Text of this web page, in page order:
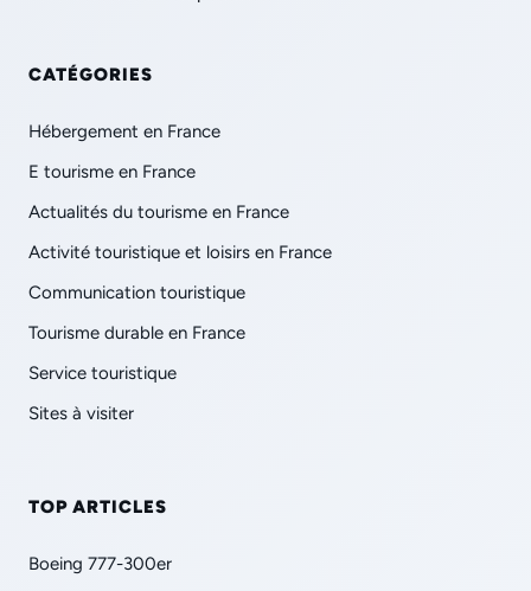
CATÉGORIES
Hébergement en France
E tourisme en France
Actualités du tourisme en France
Activité touristique et loisirs en France
Communication touristique
Tourisme durable en France
Service touristique
Sites à visiter
TOP ARTICLES
Boeing 777-300er